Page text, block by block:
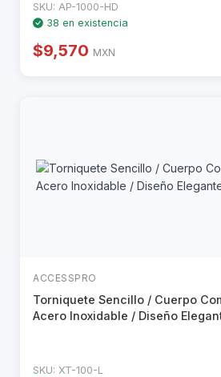
SKU: AP-1000-HD
38 en existencia
$9,570 MXN
ACCESSPRO
Torniquete Sencillo / Cuerpo
Acero Inoxidable / Diseño
SKU: XT-100-L